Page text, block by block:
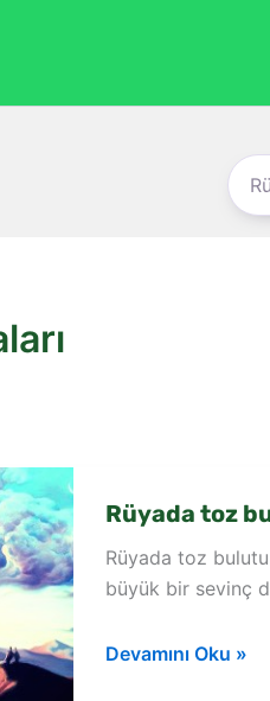
Rüyada toz
Rüyada toz
büyük bir sevinç
Rüyada
Devamını Oku »